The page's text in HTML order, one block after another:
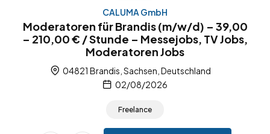
CALUMA GmbH
Moderatoren für Brandis (m/w/d) – 39,00
– 210,00 € / Stunde – Messejobs, TV Jobs,
Moderatoren Jobs
04821 Brandis, Sachsen, Deutschland
02/08/2026
Freelance